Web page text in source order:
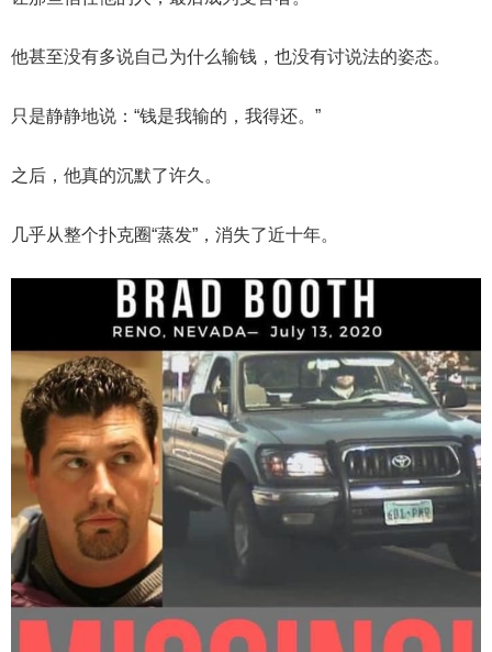
他甚至没有多说自己为什么输钱，也没有讨说法的姿态。
只是静静地说：“钱是我输的，我得还。”
之后，他真的沉默了许久。
几乎从整个扑克圈“蒸发”，消失了近十年。